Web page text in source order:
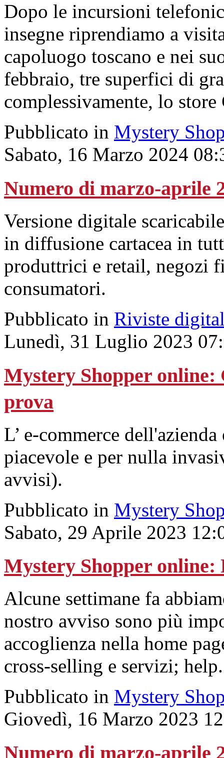
Dopo le incursioni
insegne riprendiamo a
capoluogo toscano e nei
febbraio, tre superfici di
complessivamente, lo
Pubblicato in Mystery
Sabato, 16 Marzo 2024
Numero di marzo-aprile
Versione digitale
in diffusione cartacea in
produttrici e retail, negozi
consumatori.
Pubblicato in Riviste
Lunedì, 31 Luglio 2023
Mystery Shopper
prova
L’ e-commerce
piacevole e per nulla
avvisi).
Pubblicato in Mystery
Sabato, 29 Aprile 2023
Mystery Shopper
Alcune settimane fa
nostro avviso sono più
accoglienza nella home
cross-selling e servizi;
Pubblicato in Mystery
Giovedì, 16 Marzo 2023
Numero di marzo-aprile